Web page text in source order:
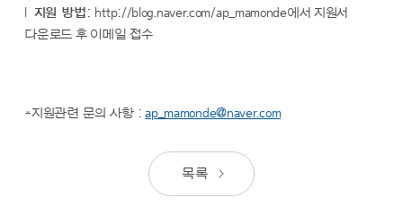
지원 방법: http://blog.naver.com/ap_mamonde에서 지원서
다운로드 후 이메일 접수
*지원관련 문의 사항 :ap_mamonde@naver.com
목록